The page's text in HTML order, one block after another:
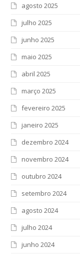
agosto 2025
julho 2025
junho 2025
maio 2025
abril 2025
março 2025
fevereiro 2025
janeiro 2025
dezembro 2024
novembro 2024
outubro 2024
setembro 2024
agosto 2024
julho 2024
junho 2024